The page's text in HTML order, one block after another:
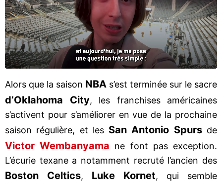
Alors que la saison NBA s’est terminée sur le sacre
d’Oklahoma City, les franchises américaines
s’activent pour s’améliorer en vue de la prochaine
saison régulière, et les San Antonio Spursde
Victor Wembanyama ne font pas exception.
L’écurie texane a notamment recruté l’ancien des
Boston Celtics, Luke Kornet, qui semble